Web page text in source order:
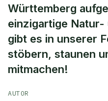
Württemberg
einzigartige Natur-
gibt es in unserer
stöbern, staunen
mitmachen!
AUTOR